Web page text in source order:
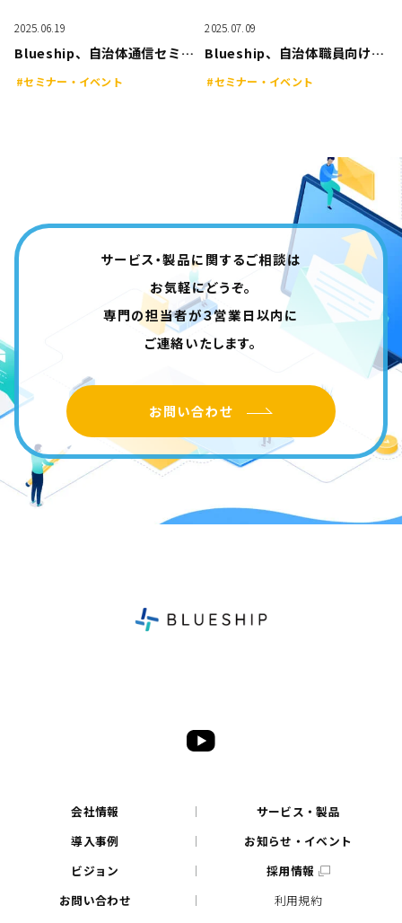
2025.06.19
Blueship、自治体通信セミナー「徹底解説！自治体DXの両輪を支える2大改革～フロントヤード改革＆バックヤード改革～」に登壇｜2025年6月27日、オンライン開催
#セミナー・イベント
2025.07.09
Blueship、自治体職員向け無料ウェビナー「給付金事業対応から考える働き方改革」2025年8月7日開催
#セミナー・イベント
サービス・製品に関するご相談は
お気軽にどうぞ。
専門の担当者が３営業日以内に
ご連絡いたします。
お問い合わせ
会社情報
サービス・製品
導入事例
お知らせ・イベント
ビジョン
採用情報
お問い合わせ
利用規約